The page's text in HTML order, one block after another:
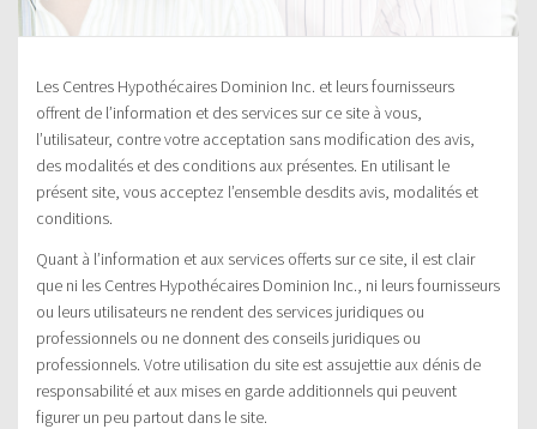
Les Centres Hypothécaires Dominion Inc. et leurs fournisseurs
offrent de l’information et des services sur ce site à vous,
l’utilisateur, contre votre acceptation sans modification des avis,
des modalités et des conditions aux présentes. En utilisant le
présent site, vous acceptez l’ensemble desdits avis, modalités et
conditions.
Quant à l’information et aux services offerts sur ce site, il est clair
que ni les Centres Hypothécaires Dominion Inc., ni leurs fournisseurs
ou leurs utilisateurs ne rendent des services juridiques ou
professionnels ou ne donnent des conseils juridiques ou
professionnels. Votre utilisation du site est assujettie aux dénis de
responsabilité et aux mises en garde additionnels qui peuvent
figurer un peu partout dans le site.